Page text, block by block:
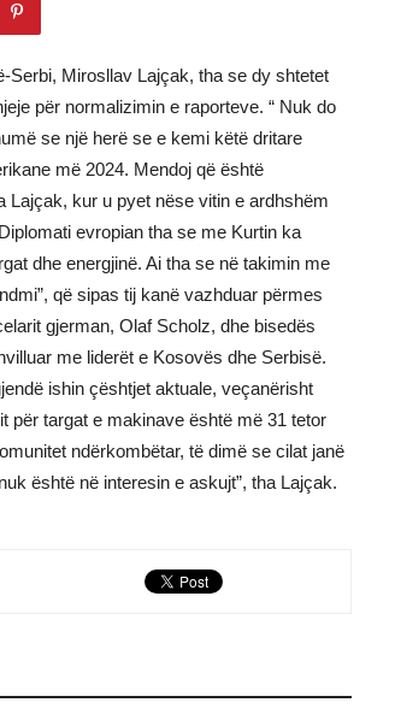
Serbi, Mirosllav Lajçak, tha se dy shtetet
për normalizimin e raporteve. “ Nuk do
se një herë se e kemi këtë dritare
më 2024. Mendoj që është
Lajçak, kur u pyet nëse vitin e ardhshëm
evropian tha se me Kurtin ka
dhe energjinë. Ai tha se në takimin me
që sipas tij kanë vazhduar përmes
gjerman, Olaf Scholz, dhe bisedës
me liderët e Kosovës dhe Serbisë.
ishin çështjet aktuale, veçanërisht
për targat e makinave është më 31 tetor
ndërkombëtar, të dimë se cilat janë
është në interesin e askujt”, tha Lajçak.